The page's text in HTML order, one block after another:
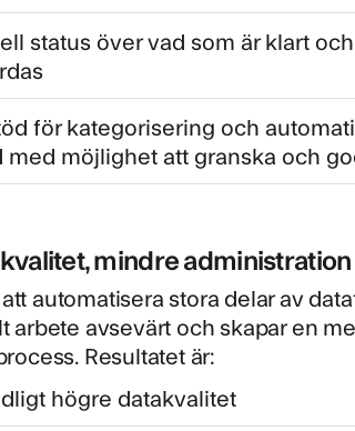
status över vad som är klart
för kategorisering och
med möjlighet att granska och
mindre administration
automatisera stora delar av
arbete avsevärt och skapar en
Resultatet är:
högre datakvalitet